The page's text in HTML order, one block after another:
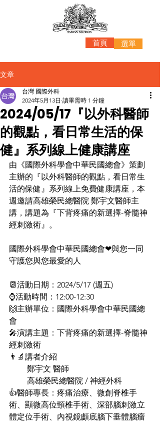
首頁 選單
文章
2024/05/17『以外科醫師
的觀點，看日常生活的保
健』系列線上健康講座
台灣 國際外科
2024年5月13日 讀畢需時 1 分鐘
由《國際外科學會中華民國總會》策劃
主辦的『以外科醫師的觀點，看日常生
活的保健』系列線上免費健康講座，本
週邀請高雄榮民總醫院 鄭宇文醫師主
講，講題為『下背疼痛的新選擇-脊髓神
經刺激術』。
國際外科學會中華民國總會❤與您一同
守護您與您最愛的人
📆活動日期：2024/5/17 (週五)
⌚活動時間：12:00-12:30
🙌主辦單位：國際外科學會中華民國總
會
🎤演講主題：下背疼痛的新選擇-脊髓神
經刺激術
👨‍🔬講者介紹
         鄭宇文 醫師
         高雄榮民總醫院 / 神經外科
👍醫師專長：疼痛治療、微創脊椎手
術、顯微高位頸椎手術、深部腦刺激立
體定位手術、內視鏡顱底腦下垂體腦瘤